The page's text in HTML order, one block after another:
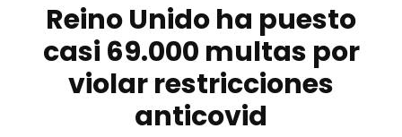
Reino Unido ha puesto
casi 69.000 multas por
violar restricciones
anticovid